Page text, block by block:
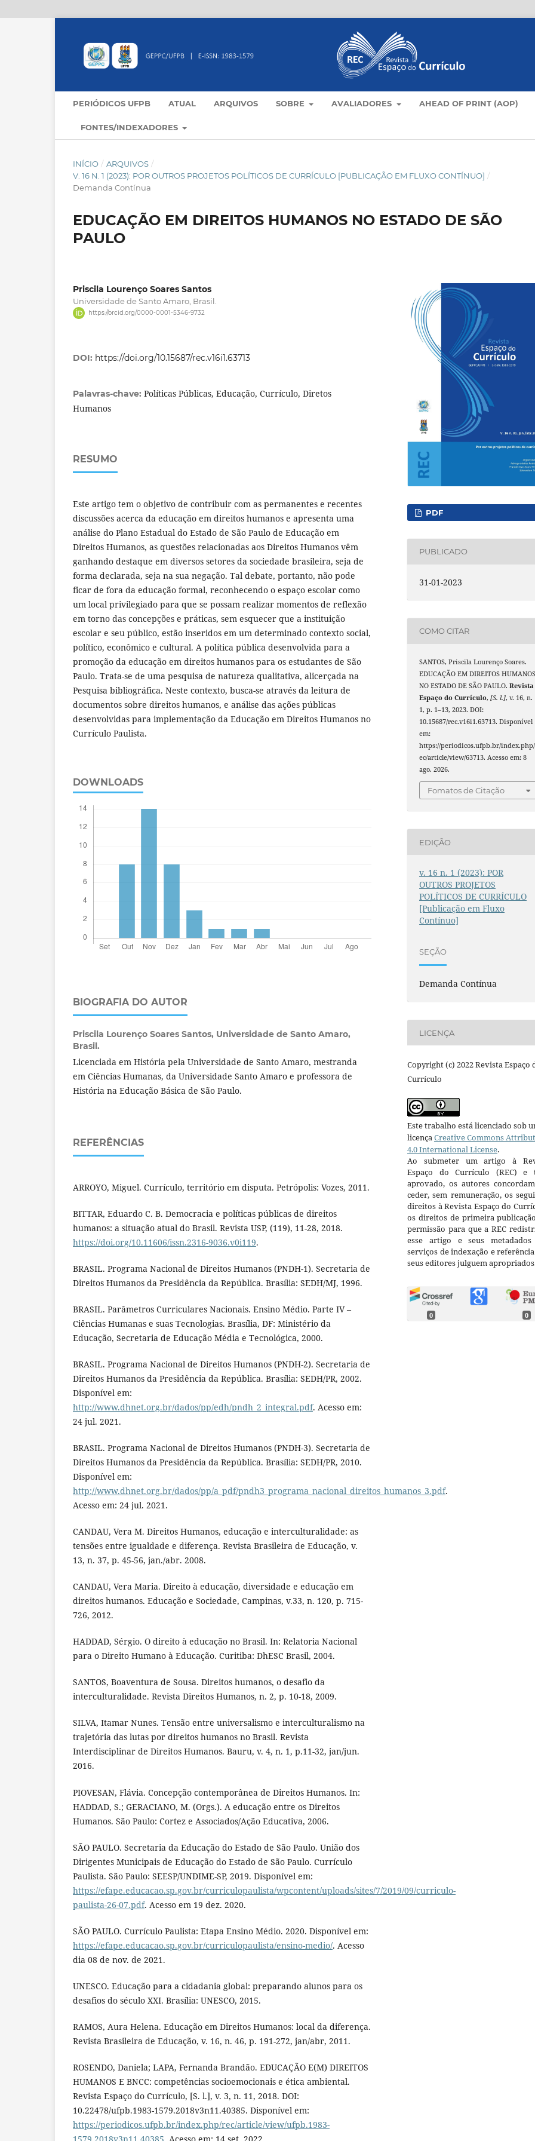
PERIÓDICOS UFPB ATUAL ARQUIVOS SOBRE AVALIADORES AHEAD OF PRINT (AOP)
FONTES/INDEXADORES
INÍCIO / ARQUIVOS /
V. 16 N. 1 (2023): POR OUTROS PROJETOS POLÍTICOS DE CURRÍCULO [PUBLICAÇÃO EM FLUXO CONTÍNUO] /
Demanda Contínua
EDUCAÇÃO EM DIREITOS HUMANOS NO ESTADO DE SÃO
PAULO
Priscila Lourenço Soares Santos
Universidade de Santo Amaro, Brasil.
https://orcid.org/0000-0001-5346-9732
DOI: https://doi.org/10.15687/rec.v16i1.63713
Palavras-chave: Políticas Públicas, Educação, Currículo, Diretos
Humanos
RESUMO
Este artigo tem o objetivo de contribuir com as permanentes e recentes
discussões acerca da educação em direitos humanos e apresenta uma
análise do Plano Estadual do Estado de São Paulo de Educação em
Direitos Humanos, as questões relacionadas aos Direitos Humanos vêm
ganhando destaque em diversos setores da sociedade brasileira, seja de
forma declarada, seja na sua negação. Tal debate, portanto, não pode
ficar de fora da educação formal, reconhecendo o espaço escolar como
um local privilegiado para que se possam realizar momentos de reflexão
em torno das concepções e práticas, sem esquecer que a instituição
escolar e seu público, estão inseridos em um determinado contexto social,
político, econômico e cultural. A política pública desenvolvida para a
promoção da educação em direitos humanos para os estudantes de São
Paulo. Trata-se de uma pesquisa de natureza qualitativa, alicerçada na
Pesquisa bibliográfica. Neste contexto, busca-se através da leitura de
documentos sobre direitos humanos, e análise das ações públicas
desenvolvidas para implementação da Educação em Direitos Humanos no
Currículo Paulista.
DOWNLOADS
BIOGRAFIA DO AUTOR
Priscila Lourenço Soares Santos, Universidade de Santo Amaro,
Brasil.
Licenciada em História pela Universidade de Santo Amaro, mestranda
em Ciências Humanas, da Universidade Santo Amaro e professora de
História na Educação Básica de São Paulo.
REFERÊNCIAS
ARROYO, Miguel. Currículo, território em disputa. Petrópolis: Vozes, 2011.
BITTAR, Eduardo C. B. Democracia e políticas públicas de direitos
humanos: a situação atual do Brasil. Revista USP, (119), 11-28, 2018.
https://doi.org/10.11606/issn.2316-9036.v0i119.
BRASIL. Programa Nacional de Direitos Humanos (PNDH-1). Secretaria de
Direitos Humanos da Presidência da República. Brasília: SEDH/MJ, 1996.
BRASIL. Parâmetros Curriculares Nacionais. Ensino Médio. Parte IV –
Ciências Humanas e suas Tecnologias. Brasília, DF: Ministério da
Educação, Secretaria de Educação Média e Tecnológica, 2000.
BRASIL. Programa Nacional de Direitos Humanos (PNDH-2). Secretaria de
Direitos Humanos da Presidência da República. Brasília: SEDH/PR, 2002.
Disponível em:
http://www.dhnet.org.br/dados/pp/edh/pndh_2_integral.pdf. Acesso em:
24 jul. 2021.
BRASIL. Programa Nacional de Direitos Humanos (PNDH-3). Secretaria de
Direitos Humanos da Presidência da República. Brasília: SEDH/PR, 2010.
Disponível em:
http://www.dhnet.org.br/dados/pp/a_pdf/pndh3_programa_nacional_direitos_humanos_3.pdf.
Acesso em: 24 jul. 2021.
CANDAU, Vera M. Direitos Humanos, educação e interculturalidade: as
tensões entre igualdade e diferença. Revista Brasileira de Educação, v.
13, n. 37, p. 45-56, jan./abr. 2008.
CANDAU, Vera Maria. Direito à educação, diversidade e educação em
direitos humanos. Educação e Sociedade, Campinas, v.33, n. 120, p. 715-
726, 2012.
HADDAD, Sérgio. O direito à educação no Brasil. In: Relatoria Nacional
para o Direito Humano à Educação. Curitiba: DhESC Brasil, 2004.
SANTOS, Boaventura de Sousa. Direitos humanos, o desafio da
interculturalidade. Revista Direitos Humanos, n. 2, p. 10-18, 2009.
SILVA, Itamar Nunes. Tensão entre universalismo e interculturalismo na
trajetória das lutas por direitos humanos no Brasil. Revista
Interdisciplinar de Direitos Humanos. Bauru, v. 4, n. 1, p.11-32, jan/jun.
2016.
PIOVESAN, Flávia. Concepção contemporânea de Direitos Humanos. In:
HADDAD, S.; GERACIANO, M. (Orgs.). A educação entre os Direitos
Humanos. São Paulo: Cortez e Associados/Ação Educativa, 2006.
SÃO PAULO. Secretaria da Educação do Estado de São Paulo. União dos
Dirigentes Municipais de Educação do Estado de São Paulo. Currículo
Paulista. São Paulo: SEESP/UNDIME-SP, 2019. Disponível em:
https://efape.educacao.sp.gov.br/curriculopaulista/wpcontent/uploads/sites/7/2019/09/curriculo-
paulista-26-07.pdf. Acesso em 19 dez. 2020.
SÃO PAULO. Currículo Paulista: Etapa Ensino Médio. 2020. Disponível em:
https://efape.educacao.sp.gov.br/curriculopaulista/ensino-medio/. Acesso
dia 08 de nov. de 2021.
UNESCO. Educação para a cidadania global: preparando alunos para os
desafios do século XXI. Brasília: UNESCO, 2015.
RAMOS, Aura Helena. Educação em Direitos Humanos: local da diferença.
Revista Brasileira de Educação, v. 16, n. 46, p. 191-272, jan/abr, 2011.
ROSENDO, Daniela; LAPA, Fernanda Brandão. EDUCAÇÃO E(M) DIREITOS
HUMANOS E BNCC: competências socioemocionais e ética ambiental.
Revista Espaço do Currículo, [S. l.], v. 3, n. 11, 2018. DOI:
10.22478/ufpb.1983-1579.2018v3n11.40385. Disponível em:
https://periodicos.ufpb.br/index.php/rec/article/view/ufpb.1983-
1579.2018v3n11.40385 . Acesso em: 14 set. 2022.
PDF
PUBLICADO
31-01-2023
COMO CITAR
SANTOS, Priscila Lourenço Soares.
EDUCAÇÃO EM DIREITOS HUMANOS
NO ESTADO DE SÃO PAULO.Revista
Espaço do Currículo,[S. l.], v. 16, n.
1, p. 1–13, 2023. DOI:
10.15687/rec.v16i1.63713. Disponível
em:
https://periodicos.ufpb.br/
ec/article/view/63713. Acesso em: 8
ago. 2026.
Fomatos de Citação
EDIÇÃO
v. 16 n. 1 (2023): POR
OUTROS PROJETOS
POLÍTICOS DE CURRÍCULO
[Publicação em Fluxo
Contínuo]
SEÇÃO
Demanda Contínua
LICENÇA
Copyright (c) 2022 Revista Espaço
Currículo
Este trabalho está licenciado sob
licençaCreative Commons
4.0 International License.
Ao submeter um artigo à
Espaço do Currículo (REC) e
aprovado, os autores
ceder, sem remuneração, os
direitos à Revista Espaço do
os direitos de primeira
permissão para que a REC
esse artigo e seus metadados
serviços de indexação e
seus editores julguem
0 0